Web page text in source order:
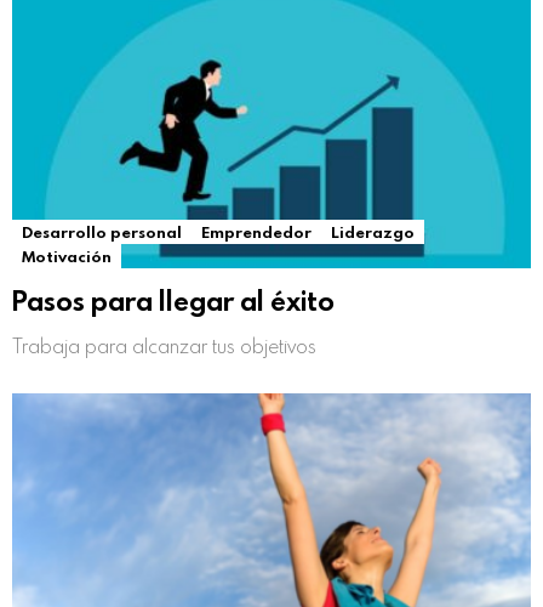
Desarrollo personal Emprendedor
Liderazgo
Motivación
Pasos para llegar al éxito
Trabaja para alcanzar tus objetivos